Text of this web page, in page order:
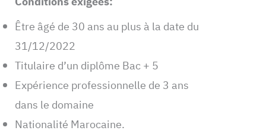
Être âgé de 30 ans au plus à la date du
31/12/2022
Titulaire d’un diplôme Bac + 5
Expérience professionnelle de 3 ans
dans le domaine
Nationalité Marocaine.